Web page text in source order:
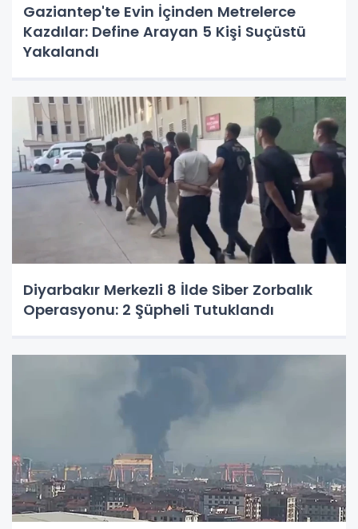
Gaziantep'te Evin İçinden Metrelerce
Kazdılar: Define Arayan 5 Kişi Suçüstü
Yakalandı
Diyarbakır Merkezli 8 İlde Siber Zorbalık
Operasyonu: 2 Şüpheli Tutuklandı